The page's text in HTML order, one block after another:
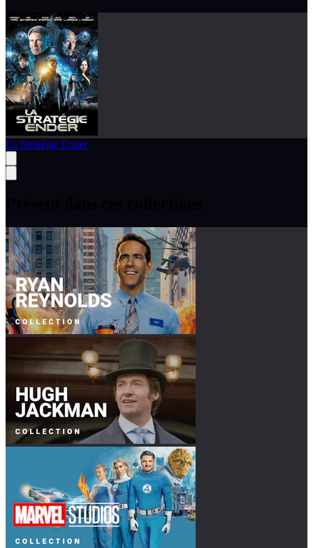
La Stratégie Ender